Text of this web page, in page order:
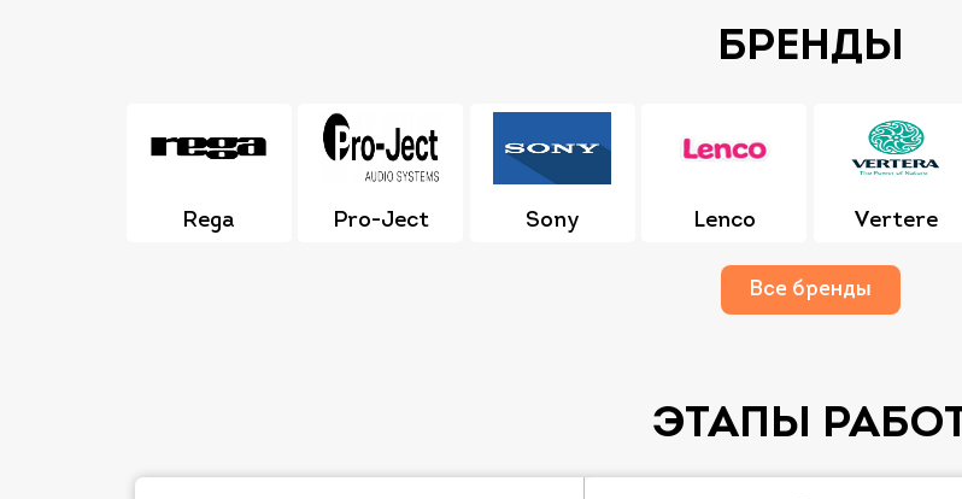
БРЕНДЫ
Rega Pro-Ject Sony Lenco Vertere
Все бренды
ЭТАПЫ